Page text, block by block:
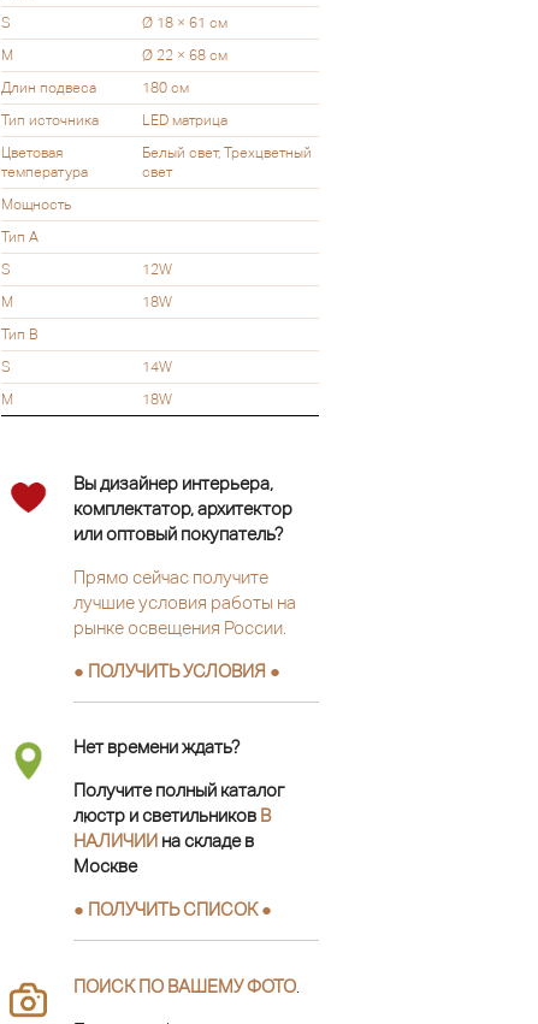
S
Ø 18 × 61 см
M
Ø 22 × 68 см
Длин подвеса
180 см
Тип источника
LED матрица
Цветовая
температура
Белый свет, Трехцветный
свет
Мощность
Тип A
S
12W
M
18W
Тип B
S
14W
M
18W
Вы дизайнер интерьера,
комплектатор, архитектор
или оптовый покупатель?
Прямо сейчас получите
лучшие условия работы на
рынке освещения России.
● ПОЛУЧИТЬ УСЛОВИЯ ●
Нет времени ждать?
Получите полный каталог
люстр и светильников В
НАЛИЧИИ на складе в
Москве
● ПОЛУЧИТЬ СПИСОК ●
ПОИСК ПО ВАШЕМУ ФОТО